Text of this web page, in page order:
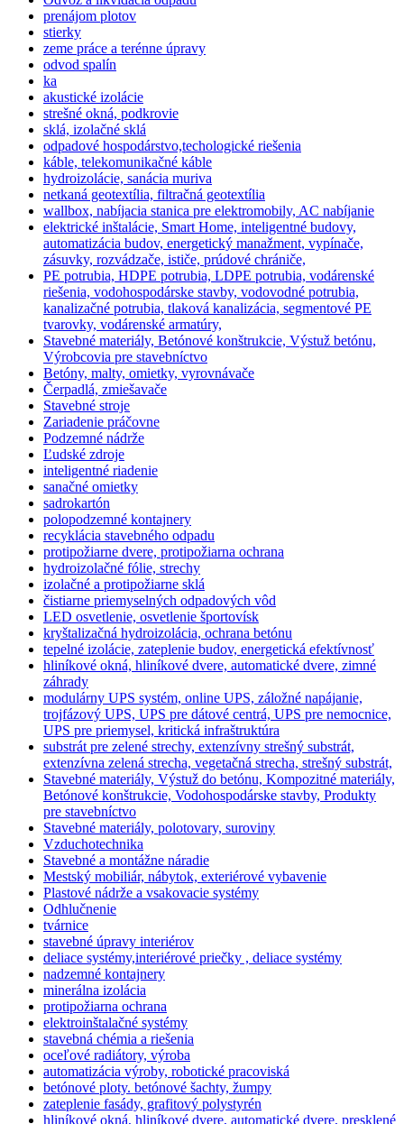
prenájom plotov
stierky
zeme práce a terénne úpravy
odvod spalín
ka
akustické izolácie
strešné okná, podkrovie
sklá, izolačné sklá
odpadové hospodárstvo,techologické riešenia
káble, telekomunikačné káble
hydroizolácie, sanácia muriva
netkaná geotextília, filtračná geotextília
wallbox, nabíjacia stanica pre elektromobily, AC nabíjanie
elektrické inštalácie, Smart Home, inteligentné budovy,
automatizácia budov, energetický manažment, vypínače,
zásuvky, rozvádzače, ističe, prúdové chrániče,
PE potrubia, HDPE potrubia, LDPE potrubia, vodárenské
riešenia, vodohospodárske stavby, vodovodné potrubia,
kanalizačné potrubia, tlaková kanalizácia, segmentové PE
tvarovky, vodárenské armatúry,
Stavebné materiály, Betónové konštrukcie, Výstuž betónu,
Výrobcovia pre stavebníctvo
Betóny, malty, omietky, vyrovnávače
Čerpadlá, zmiešavače
Stavebné stroje
Zariadenie práčovne
Podzemné nádrže
Ľudské zdroje
inteligentné riadenie
sanačné omietky
sadrokartón
polopodzemné kontajnery
recyklácia stavebného odpadu
protipožiarne dvere, protipožiarna ochrana
hydroizolačné fólie, strechy
izolačné a protipožiarne sklá
čistiarne priemyselných odpadových vôd
LED osvetlenie, osvetlenie športovísk
kryštalizačná hydroizolácia, ochrana betónu
tepelné izolácie, zateplenie budov, energetická efektívnosť
hliníkové okná, hliníkové dvere, automatické dvere, zimné
záhrady
modulárny UPS systém, online UPS, záložné napájanie,
trojfázový UPS, UPS pre dátové centrá, UPS pre nemocnice,
UPS pre priemysel, kritická infraštruktúra
substrát pre zelené strechy, extenzívny strešný substrát,
extenzívna zelená strecha, vegetačná strecha, strešný substrát,
Stavebné materiály, Výstuž do betónu, Kompozitné materiály,
Betónové konštrukcie, Vodohospodárske stavby, Produkty
pre stavebníctvo
Stavebné materiály, polotovary, suroviny
Vzduchotechnika
Stavebné a montážne náradie
Mestský mobiliár, nábytok, exteriérové vybavenie
Plastové nádrže a vsakovacie systémy
Odhlučnenie
tvárnice
stavebné úpravy interiérov
deliace systémy,interiérové priečky , deliace systémy
nadzemné kontajnery
minerálna izolácia
protipožiarna ochrana
elektroinštalačné systémy
stavebná chémia a riešenia
oceľové radiátory, výroba
automatizácia výroby, robotické pracoviská
betónové ploty. betónové šachty, žumpy
zateplenie fasády, grafitový polystyrén
hliníkové okná, hliníkové dvere, automatické dvere, presklené